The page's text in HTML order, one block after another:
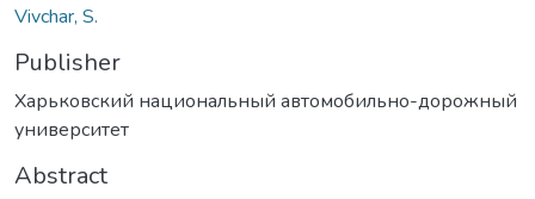
Vivchar, S.
Publisher
Харьковский национальный автомобильно-дорожный
университет
Abstract